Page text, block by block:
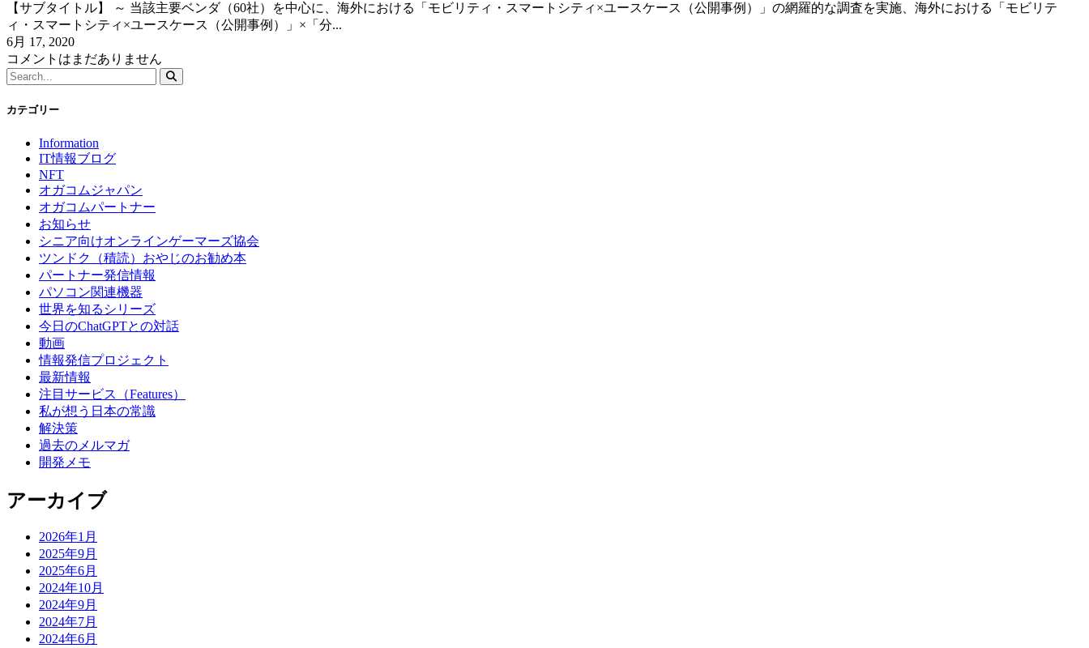
【サブタイトル】 ～ 当該主要ベンダ（60社）を中心に、海外における「モビリティ・スマートシティ×ユースケース（公開事例）」の網羅的な調査を実施、海外における「モビリテ
ィ・スマートシティ×ユースケース（公開事例）」×「分...
6月 17, 2020
コメントはまだありません
カテゴリー
Information
IT情報ブログ
NFT
オガコムジャパン
オガコムパートナー
お知らせ
シニア向けオンラインゲーマーズ協会
ツンドク（積読）おやじのお勧め本
パートナー発信情報
パソコン関連機器
世界を知るシリーズ
今日のChatGPTとの対話
動画
情報発信プロジェクト
最新情報
注目サービス（Features）
私が想う日本の常識
解決策
過去のメルマガ
開発メモ
アーカイブ
2026年1月
2025年9月
2025年6月
2024年10月
2024年9月
2024年7月
2024年6月